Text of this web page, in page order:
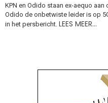
KPN en Odido staan ex-aequo
Odido de onbetwiste leider is op
in het persbericht. LEES MEER…